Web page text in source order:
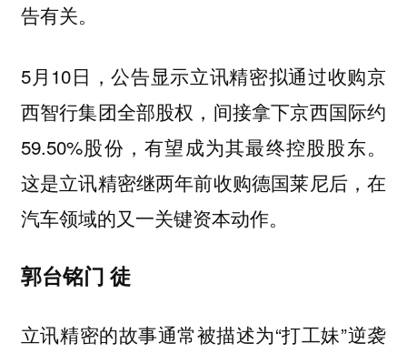
告有关。
5月10日，公告显示立讯精密拟通过收购京
西智行集团全部股权，间接拿下京西国际约
59.50%股份，有望成为其最终控股股东。
这是立讯精密继两年前收购德国莱尼后，在
汽车领域的又一关键资本动作。
郭台铭门 徒
立讯精密的故事通常被描述为“打工妹”逆袭